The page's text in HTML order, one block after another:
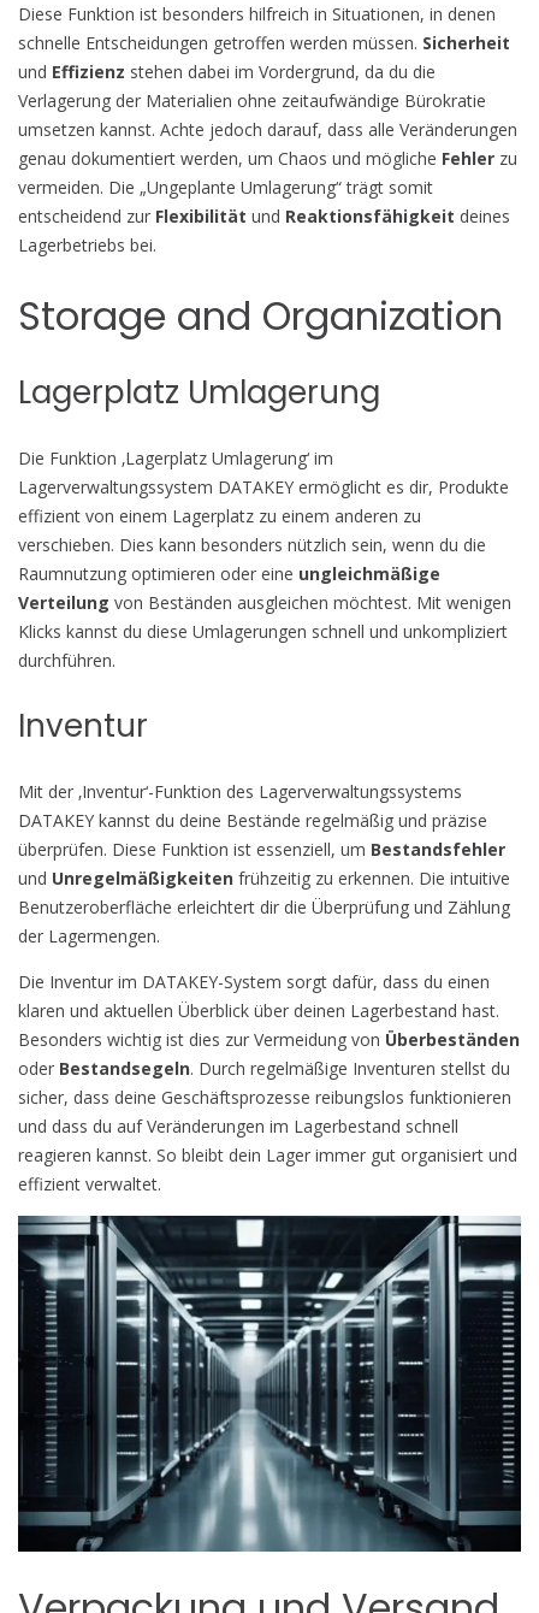
Diese Funktion ist besonders hilfreich in Situationen, in denen
schnelle Entscheidungen getroffen werden müssen. Sicherheit
und Effizienz stehen dabei im Vordergrund, da du die
Verlagerung der Materialien ohne zeitaufwändige Bürokratie
umsetzen kannst. Achte jedoch darauf, dass alle Veränderungen
genau dokumentiert werden, um Chaos und mögliche Fehler zu
vermeiden. Die „Ungeplante Umlagerung“ trägt somit
entscheidend zur Flexibilität und Reaktionsfähigkeit deines
Lagerbetriebs bei.
Storage and Organization
Lagerplatz Umlagerung
Die Funktion ‚Lagerplatz Umlagerung‘ im
Lagerverwaltungssystem DATAKEY ermöglicht es dir, Produkte
effizient von einem Lagerplatz zu einem anderen zu
verschieben. Dies kann besonders nützlich sein, wenn du die
Raumnutzung optimieren oder eine ungleichmäßige
Verteilung von Beständen ausgleichen möchtest. Mit wenigen
Klicks kannst du diese Umlagerungen schnell und unkompliziert
durchführen.
Inventur
Mit der ‚Inventur‘-Funktion des Lagerverwaltungssystems
DATAKEY kannst du deine Bestände regelmäßig und präzise
überprüfen. Diese Funktion ist essenziell, um Bestandsfehler
und Unregelmäßigkeiten frühzeitig zu erkennen. Die intuitive
Benutzeroberfläche erleichtert dir die Überprüfung und Zählung
der Lagermengen.
Die Inventur im DATAKEY-System sorgt dafür, dass du einen
klaren und aktuellen Überblick über deinen Lagerbestand hast.
Besonders wichtig ist dies zur Vermeidung von Überbeständen
oder Bestandsegeln. Durch regelmäßige Inventuren stellst du
sicher, dass deine Geschäftsprozesse reibungslos funktionieren
und dass du auf Veränderungen im Lagerbestand schnell
reagieren kannst. So bleibt dein Lager immer gut organisiert und
effizient verwaltet.